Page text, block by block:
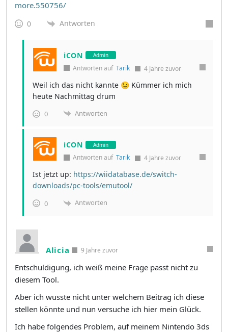
more.550756/
0 Antworten
iCON Admin
Antworten auf Tarik 4 Jahre zuvor
Weil ich das nicht kannte 😉 Kümmer ich mich
heute Nachmittag drum
0 Antworten
iCON Admin
Antworten auf Tarik 4 Jahre zuvor
Ist jetzt up: https://wiidatabase.de/switch-
downloads/pc-tools/emutool/
0 Antworten
Alicia 9 Jahre zuvor
Entschuldigung, ich weiß meine Frage passt nicht zu
diesem Tool.
Aber ich wusste nicht unter welchem Beitrag ich diese
stellen könnte und nun versuche ich hier mein Glück.
Ich habe folgendes Problem, auf meinem Nintendo 3ds